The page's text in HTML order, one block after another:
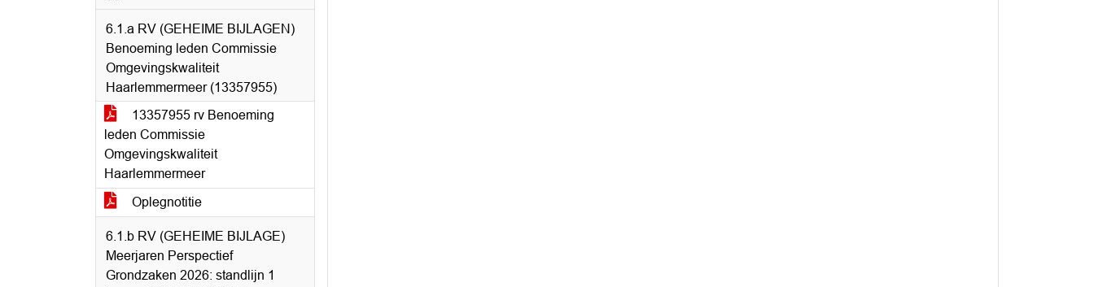
6.1.a RV (GEHEIME BIJLAGEN)
Benoeming leden Commissie
Omgevingskwaliteit
Haarlemmermeer (13357955)
13357955 rv Benoeming
leden Commissie
Omgevingskwaliteit
Haarlemmermeer
Oplegnotitie
6.1.b RV (GEHEIME BIJLAGE)
Meerjaren Perspectief
Grondzaken 2026: standlijn 1